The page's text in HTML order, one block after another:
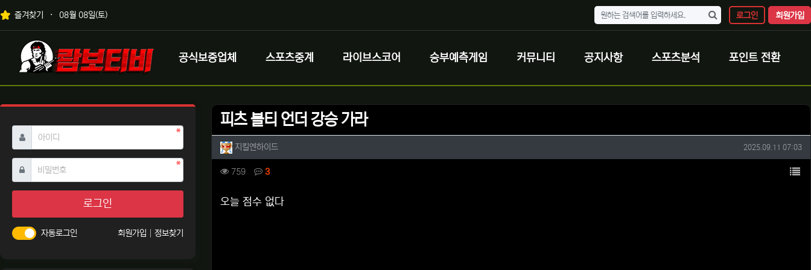
상단 네비
즐겨찾기 08월 08일(토) 로그인 회원가입
메인 메뉴
로고
공식보증업체 스포츠중계 라이브스코어 승부예측게임 커뮤니티 공지사항 스포츠분석 포인트 전환
피츠 볼티 언더 강승 가라
작성자 정보
지킬엔하이드 작성일
2025.09.11 07:03
컨텐츠 정보
759조회 3댓글 목
본문
오늘 점수 없다
아이디 필수
비밀번호필수
로그인
자동로그인 회원가입 정보찾기